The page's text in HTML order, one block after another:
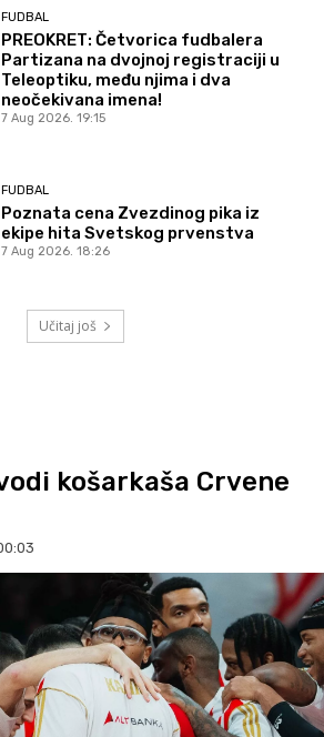
FUDBAL
PREOKRET: Četvorica fudbalera
Partizana na dvojnoj registraciji u
Teleoptiku, među njima i dva
neočekivana imena!
7 Aug 2026. 19:15
FUDBAL
Poznata cena Zvezdinog pika iz
ekipe hita Svetskog prvenstva
7 Aug 2026. 18:26
Učitaj još